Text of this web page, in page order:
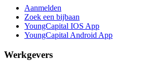
Aanmelden
Zoek een bijbaan
YoungCapital IOS App
YoungCapital Android App
Werkgevers